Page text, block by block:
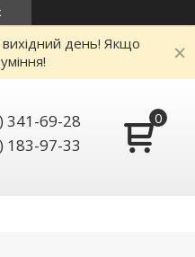
вихідний день! Якщо
341-69-28
183-97-33